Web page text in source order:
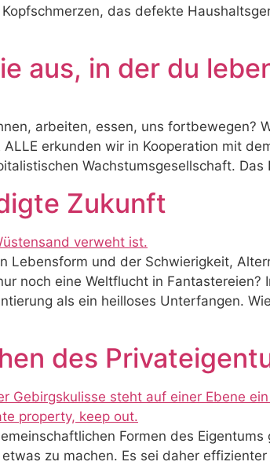
das defekte
aus, in der du
arbeiten, essen, uns fortbewegen?
erkunden wir in Kooperation mit
Wachstumsgesellschaft.
Zukunft
Lebensform und der Schwierigkeit,
noch eine Weltflucht in
als ein heilloses Unterfangen.
des
Formen des
zu machen. Es sei daher